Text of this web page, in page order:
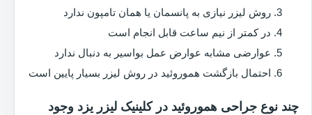
روش لیزر نیازی به پانسمان یا همان تامپون ندارد
در کمتر از نیم ساعت قابل انجام است
عوارضی مشابه عوارض عمل بواسیر به دنبال ندارد
احتمال بازگشت هموروئید در روش لیزر بسیار پایین است
چند نوع جراحی هموروئید در کلینیک لیزر یزد وجود